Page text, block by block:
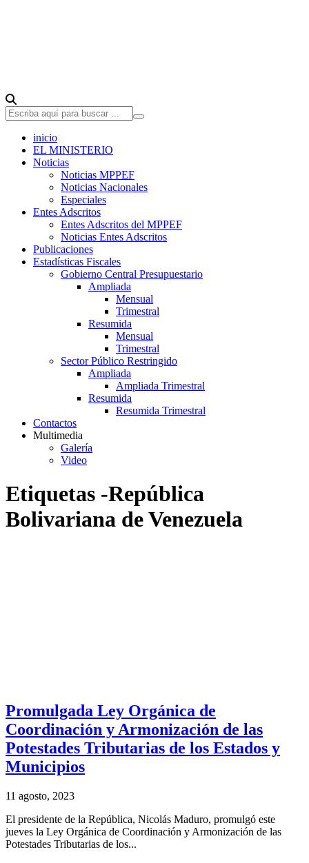
inicio
EL MINISTERIO
Noticias
Noticias MPPEF
Noticias Nacionales
Especiales
Entes Adscritos
Entes Adscritos del MPPEF
Noticias Entes Adscritos
Publicaciones
Estadísticas Fiscales
Gobierno Central Presupuestario
Ampliada
Mensual
Trimestral
Resumida
Mensual
Trimestral
Sector Público Restringido
Ampliada
Ampliada Trimestral
Resumida
Resumida Trimestral
Contactos
Multimedia
Galería
Video
Etiquetas -República
Bolivariana de Venezuela
Promulgada Ley Orgánica de
Coordinación y Armonización de las
Potestades Tributarias de los Estados y
Municipios
11 agosto, 2023
El presidente de la República, Nicolás Maduro, promulgó este
jueves la Ley Orgánica de Coordinación y Armonización de las
Potestades Tributarias de los...